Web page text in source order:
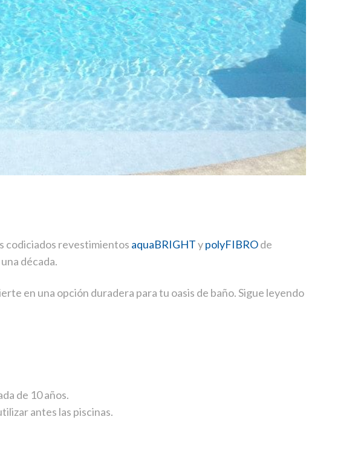
codiciados revestimientos aquaBRIGHTypolyFIBROde
década.
en una opción duradera para tu oasis de baño. Sigue leyendo
de 10 años.
antes las piscinas.